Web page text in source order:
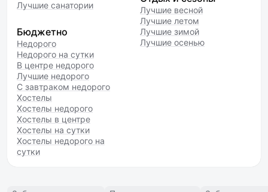
Лучшие санатории
Бюджетно
Недорого
Недорого на сутки
В центре недорого
Лучшие недорого
С завтраком недорого
Хостелы
Хостелы недорого
Хостелы в центре
Хостелы на сутки
Хостелы недорого на
сутки
Лучшие весной
Лучшие летом
Лучшие зимой
Лучшие осенью